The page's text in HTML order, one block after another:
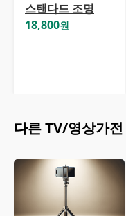
스탠다드 조명
18,800원
다른TV/영상가전